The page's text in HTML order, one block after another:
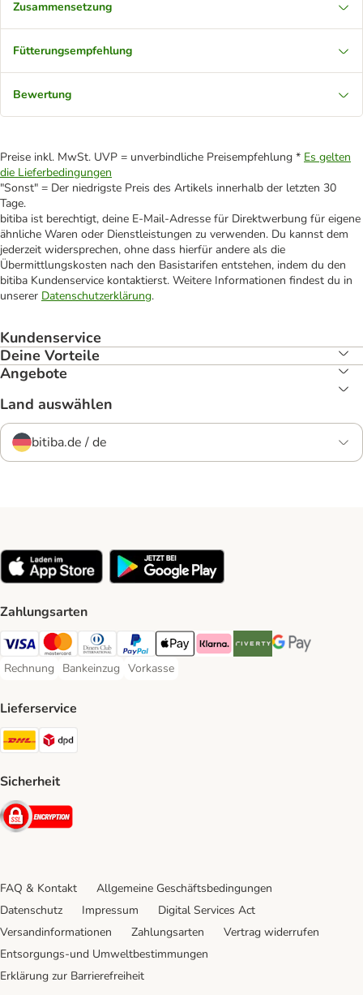
Zusammensetzung
Fütterungsempfehlung
Bewertung
Preise inkl. MwSt. UVP = unverbindliche Preisempfehlung * Es gelten
die Lieferbedingungen
"Sonst" = Der niedrigste Preis des Artikels innerhalb der letzten 30
Tage.
bitiba ist berechtigt, deine E-Mail-Adresse für Direktwerbung für eigene
ähnliche Waren oder Dienstleistungen zu verwenden. Du kannst dem
jederzeit widersprechen, ohne dass hierfür andere als die
Übermittlungskosten nach den Basistarifen entstehen, indem du den
bitiba Kundenservice kontaktierst. Weitere Informationen findest du in
unserer Datenschutzerklärung.
Kundenservice
Deine Vorteile
Angebote
Land auswählen
bitiba.de / de
Zahlungsarten
Visa Payment Method
Mastercard Payment Method
Diners Club Payment Method
PayPal Payment Method
Apple Pay Payment Method
Klarna Payment Method
Riverty Payment Method
Google Pay
Rechnung
Rechnung Payment Method
Bankeinzug
Bankeinzug Payment Method
Vorkasse
Vorkasse Payment Method
Lieferservice
DHL Shipping Method
Sicherheit
Security
FAQ & Kontakt
Allgemeine Geschäftsbedingungen
Datenschutz
Impressum
Digital Services Act
Versandinformationen
Zahlungsarten
Vertrag widerrufen
Entsorgungs-und Umweltbestimmungen
Erklärung zur Barrierefreiheit